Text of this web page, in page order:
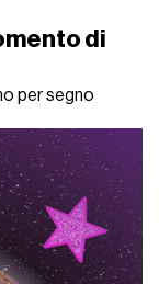
di
per segno